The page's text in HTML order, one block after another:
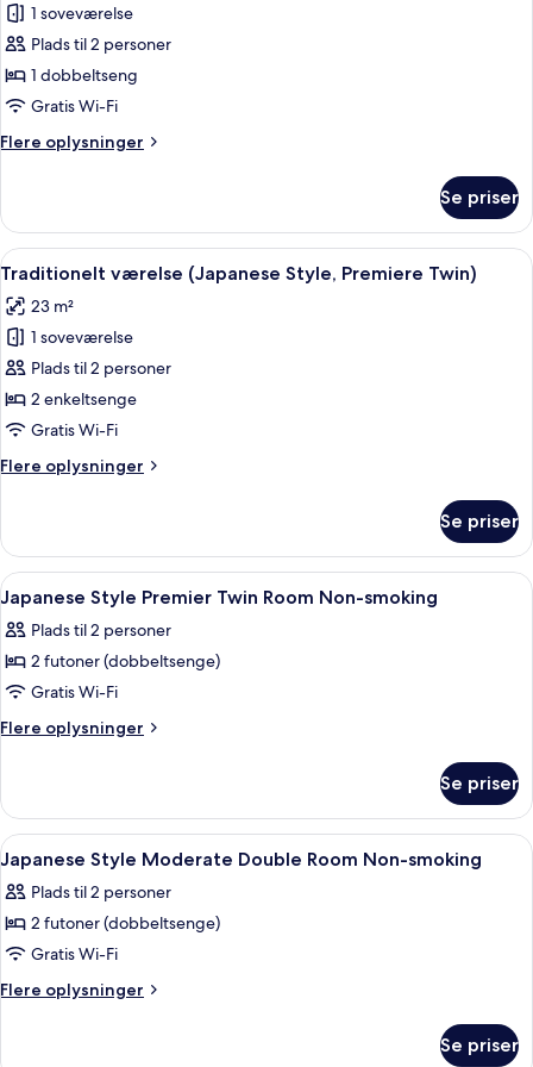
af
Traditionelt
værelse
(Japanese
Moderate
1 soveværelse
Plads til 2 personer
1 dobbeltseng
Gratis Wi-Fi
Flere oplysninger
Flere
værelse
(Japanese
Style,
Double)
Se priser
Indlæs
alle
billeder
af
Traditionelt
værelse
(Japanese
Premiere
Et hotelværelse med to senge, et
7
Traditionelt værelse (Japanese Style, Premiere Twin)
23 m²
1 soveværelse
Plads til 2 personer
2 enkeltsenge
Gratis Wi-Fi
Flere oplysninger
Flere
værelse
(Japanese
Style,
Premiere
Twin)
Se priser
Indlæs
alle
billeder
af
Japanese
Style
Room
Non-
smoking
Et hotelværelse med to senge, et
1
Japanese Style Premier Twin Room Non-smoking
Plads til 2 personer
2 futoner (dobbeltsenge)
Gratis Wi-Fi
Flere oplysninger
Flere
Style
Premier
Twin
Room
Non-
smoking
Se priser
Indlæs
alle
billeder
af
Japanese
Style
Et hotelværelse med seng,
1
Japanese Style Moderate Double Room Non-smoking
Plads til 2 personer
2 futoner (dobbeltsenge)
Gratis Wi-Fi
Flere oplysninger
Flere
Se priser